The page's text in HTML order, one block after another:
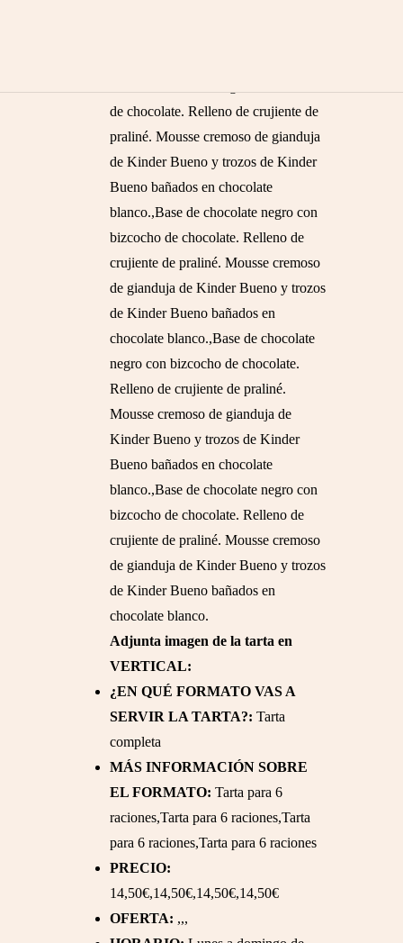
de chocolate. Relleno de crujiente de
praliné. Mousse cremoso de gianduja
de Kinder Bueno y trozos de Kinder
Bueno bañados en chocolate
blanco.,Base de chocolate negro con
bizcocho de chocolate. Relleno de
crujiente de praliné. Mousse cremoso
de gianduja de Kinder Bueno y trozos
de Kinder Bueno bañados en
chocolate blanco.,Base de chocolate
negro con bizcocho de chocolate.
Relleno de crujiente de praliné.
Mousse cremoso de gianduja de
Kinder Bueno y trozos de Kinder
Bueno bañados en chocolate
blanco.,Base de chocolate negro con
bizcocho de chocolate. Relleno de
crujiente de praliné. Mousse cremoso
de gianduja de Kinder Bueno y trozos
de Kinder Bueno bañados en
chocolate blanco.
Adjunta imagen de la tarta en
VERTICAL:
¿EN QUÉ FORMATO VAS A
SERVIR LA TARTA?: Tarta
completa
MÁS INFORMACIÓN SOBRE
EL FORMATO: Tarta para 6
raciones,Tarta para 6 raciones,Tarta
para 6 raciones,Tarta para 6 raciones
PRECIO:
14,50€,14,50€,14,50€,14,50€
OFERTA: ,,,